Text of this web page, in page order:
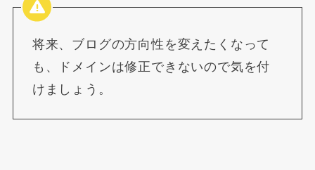
将来、ブログの方向性を変えたくなって
も、ドメインは修正できないので気を付
けましょう。